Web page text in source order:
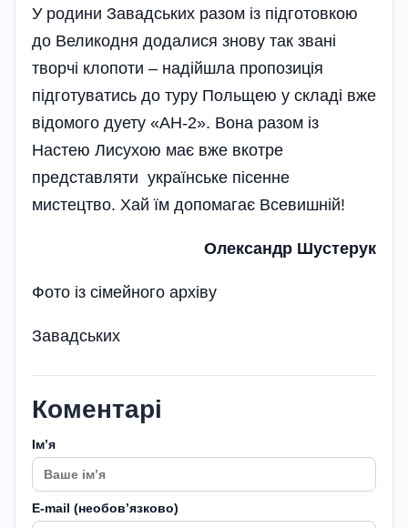
У родини Завадських разом із підготовкою
до Великодня додалися знову так звані
творчі клопоти – надійшла пропозиція
підготуватись до туру Польщею у складі вже
відомого дуету «АН-2». Вона разом із
Настею Лисухою має вже вкотре
представляти українське пісенне
мистецтво. Хай їм допомагає Всевишній!
Олександр Шустерук
Фото із сімейного архіву
Завадських
Коментарі
Імʼя
E-mail (необовʼязково)